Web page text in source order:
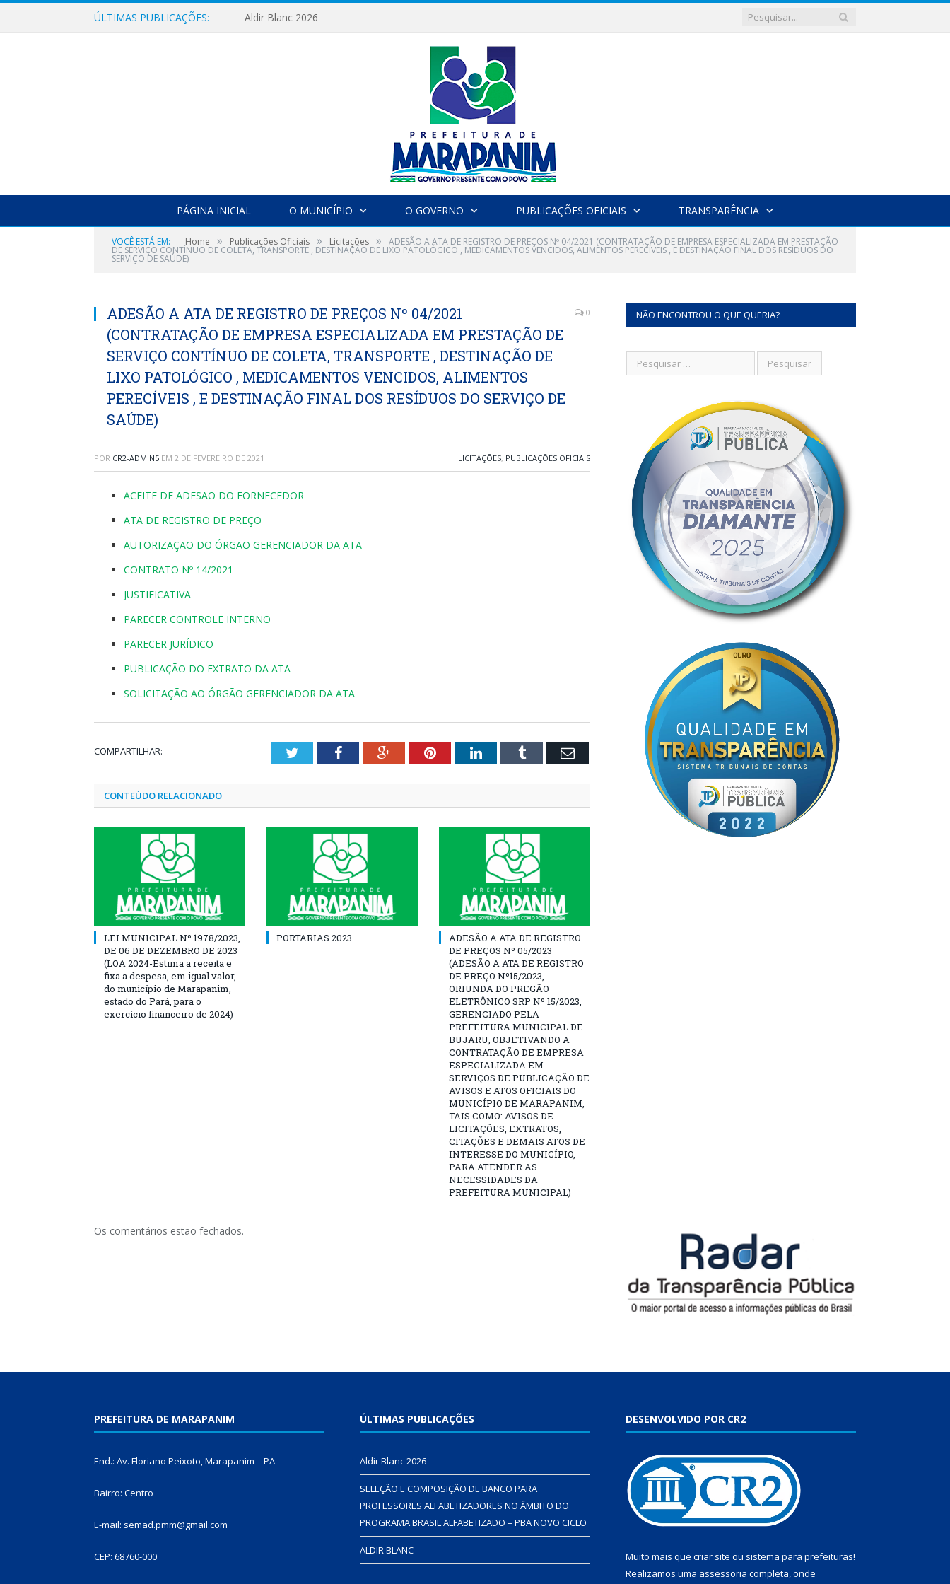
ÚLTIMAS PUBLICAÇÕES: Aldir Blanc 2026
PÁGINA INICIAL O MUNICÍPIO O GOVERNO PUBLICAÇÕES OFICIAIS TRANSPARÊNCIA
VOCÊ ESTÁ EM: Home » Publicações Oficiais » Licitações » ADESÃO A ATA DE REGISTRO DE PREÇOS Nº 04/2021 (CONTRATAÇÃO DE EMPRESA ESPECIALIZADA EM PRESTAÇÃO
DE SERVIÇO CONTÍNUO DE COLETA, TRANSPORTE , DESTINAÇÃO DE LIXO PATOLÓGICO , MEDICAMENTOS VENCIDOS, ALIMENTOS PERECÍVEIS , E DESTINAÇÃO FINAL DOS RESÍDUOS DO
SERVIÇO DE SAÚDE)
ADESÃO A ATA DE REGISTRO DE PREÇOS Nº 04/2021
(CONTRATAÇÃO DE EMPRESA ESPECIALIZADA EM PRESTAÇÃO DE
SERVIÇO CONTÍNUO DE COLETA, TRANSPORTE , DESTINAÇÃO DE
LIXO PATOLÓGICO , MEDICAMENTOS VENCIDOS, ALIMENTOS
PERECÍVEIS , E DESTINAÇÃO FINAL DOS RESÍDUOS DO SERVIÇO DE
SAÚDE)
0
POR CR2-ADMIN5 EM 2 DE FEVEREIRO DE 2021 LICITAÇÕES, PUBLICAÇÕES OFICIAIS
ACEITE DE ADESAO DO FORNECEDOR
ATA DE REGISTRO DE PREÇO
AUTORIZAÇÃO DO ÓRGÃO GERENCIADOR DA ATA
CONTRATO Nº 14/2021
JUSTIFICATIVA
PARECER CONTROLE INTERNO
PARECER JURÍDICO
PUBLICAÇÃO DO EXTRATO DA ATA
SOLICITAÇÃO AO ÓRGÃO GERENCIADOR DA ATA
COMPARTILHAR: TwitterFacebookGoogle+PinterestLinkedInTumblr Email
CONTEÚDO RELACIONADO
LEI MUNICIPAL Nº 1978/2023,
DE 06 DE DEZEMBRO DE 2023
(LOA 2024-Estima a receita e
fixa a despesa, em igual valor,
do município de Marapanim,
estado do Pará, para o
exercício financeiro de 2024)
PORTARIAS 2023
ADESÃO A ATA DE REGISTRO
DE PREÇOS Nº 05/2023
(ADESÃO A ATA DE REGISTRO
DE PREÇO Nº15/2023,
ORIUNDA DO PREGÃO
ELETRÔNICO SRP Nº 15/2023,
GERENCIADO PELA
PREFEITURA MUNICIPAL DE
BUJARU, OBJETIVANDO A
CONTRATAÇÃO DE EMPRESA
ESPECIALIZADA EM
SERVIÇOS DE PUBLICAÇÃO DE
AVISOS E ATOS OFICIAIS DO
MUNICÍPIO DE MARAPANIM,
TAIS COMO: AVISOS DE
LICITAÇÕES, EXTRATOS,
CITAÇÕES E DEMAIS ATOS DE
INTERESSE DO MUNICÍPIO,
PARA ATENDER AS
NECESSIDADES DA
PREFEITURA MUNICIPAL)
Os comentários estão fechados.
NÃO ENCONTROU O QUE QUERIA?
PREFEITURA DE MARAPANIM
End.: Av. Floriano Peixoto, Marapanim – PA
Bairro: Centro
E-mail: semad.pmm@gmail.com
CEP: 68760-000
ÚLTIMAS PUBLICAÇÕES
Aldir Blanc 2026
SELEÇÃO E COMPOSIÇÃO DE BANCO PARA
PROFESSORES ALFABETIZADORES NO ÂMBITO DO
PROGRAMA BRASIL ALFABETIZADO – PBA NOVO CICLO
ALDIR BLANC
DESENVOLVIDO POR CR2
Muito mais que criar site ou sistema para prefeituras!
Realizamos uma assessoria completa, onde